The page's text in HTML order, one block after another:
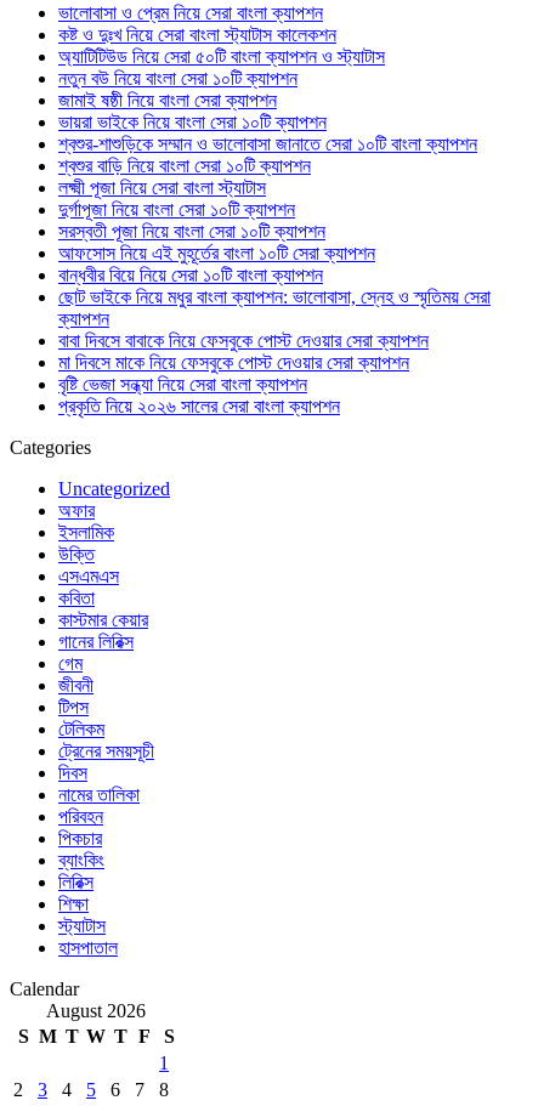
ভালোবাসা ও প্রেম নিয়ে সেরা বাংলা ক্যাপশন
কষ্ট ও দুঃখ নিয়ে সেরা বাংলা স্ট্যাটাস কালেকশন
অ্যাটিটিউড নিয়ে সেরা ৫০টি বাংলা ক্যাপশন ও স্ট্যাটাস
নতুন বউ নিয়ে বাংলা সেরা ১০টি ক্যাপশন
জামাই ষষ্ঠী নিয়ে বাংলা সেরা ক্যাপশন
ভায়রা ভাইকে নিয়ে বাংলা সেরা ১০টি ক্যাপশন
শ্বশুর-শাশুড়িকে সম্মান ও ভালোবাসা জানাতে সেরা ১০টি বাংলা ক্যাপশন
শ্বশুর বাড়ি নিয়ে বাংলা সেরা ১০টি ক্যাপশন
লক্ষ্মী পূজা নিয়ে সেরা বাংলা স্ট্যাটাস
দুর্গাপূজা নিয়ে বাংলা সেরা ১০টি ক্যাপশন
সরস্বতী পূজা নিয়ে বাংলা সেরা ১০টি ক্যাপশন
আফসোস নিয়ে এই মুহূর্তের বাংলা ১০টি সেরা ক্যাপশন
বান্ধবীর বিয়ে নিয়ে সেরা ১০টি বাংলা ক্যাপশন
ছোট ভাইকে নিয়ে মধুর বাংলা ক্যাপশন: ভালোবাসা, স্নেহ ও স্মৃতিময় সেরা
ক্যাপশন
বাবা দিবসে বাবাকে নিয়ে ফেসবুকে পোস্ট দেওয়ার সেরা ক্যাপশন
মা দিবসে মাকে নিয়ে ফেসবুকে পোস্ট দেওয়ার সেরা ক্যাপশন
বৃষ্টি ভেজা সন্ধ্যা নিয়ে সেরা বাংলা ক্যাপশন
প্রকৃতি নিয়ে ২০২৬ সালের সেরা বাংলা ক্যাপশন
Categories
Uncategorized
অফার
ইসলামিক
উক্তি
এসএমএস
কবিতা
কাস্টমার কেয়ার
গানের লিরিক্স
গেম
জীবনী
টিপস
টেলিকম
ট্রেনের সময়সূচী
দিবস
নামের তালিকা
পরিবহন
পিকচার
ব্যাংকিং
লিরিক্স
শিক্ষা
স্ট্যাটাস
হাসপাতাল
Calendar
August 2026
S M T W T F
S
1
2
3 4 5 6 7
8